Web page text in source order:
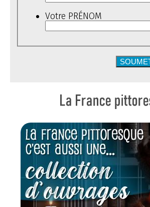
Votre PRÉNOM